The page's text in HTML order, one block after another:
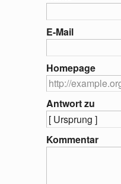
E-Mail
Homepage
Antwort zu
Kommentar